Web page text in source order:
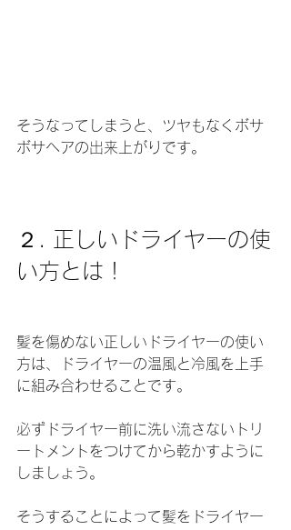
そうなってしまうと、ツヤもなくボサ
ボサヘアの出来上がりです。
２. 正しいドライヤーの使
い方とは！
髪を傷めない正しいドライヤーの使い
方は、ドライヤーの温風と冷風を上手
に組み合わせることです。
必ずドライヤー前に洗い流さないトリ
ートメントをつけてから乾かすように
しましょう。
そうすることによって髪をドライヤー